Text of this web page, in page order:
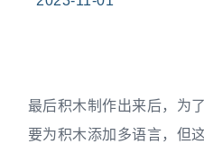
最后积木制作出来后，为
要为积木添加多语言，但